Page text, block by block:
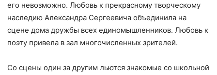
его невозможно. Любовь к прекрасному творческому
наследию Александра Сергеевича объединила на
сцене дома дружбы всех единомышленников. Любовь к
поэту привела в зал многочисленных зрителей.
Со сцены один за другим льются знакомые со школьной